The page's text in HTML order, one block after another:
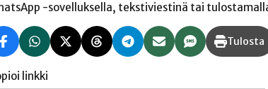
-sovelluksella, tekstiviestinä tai
Tulosta
linkki